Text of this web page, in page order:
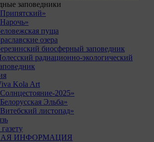
заповедники
пуща
озера
биосферный заповедник
радиационно-экологический
Kola Art
2025»
Эльба»
листопад»
ИНФОРМАЦИЯ